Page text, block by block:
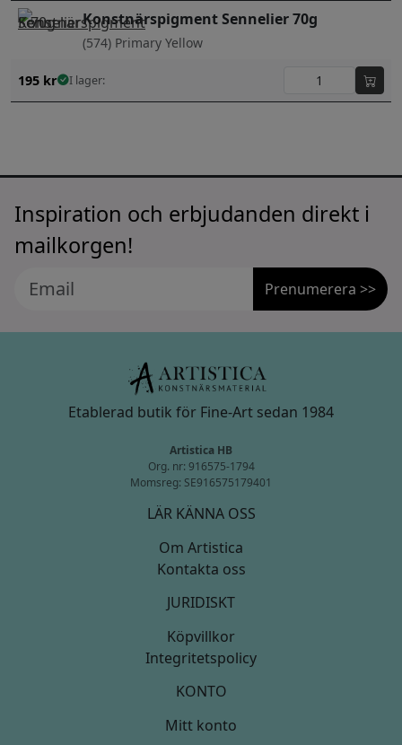
Konstnärspigment Sennelier 70g
(574) Primary Yellow
195 kr I lager:
Inspiration och erbjudanden direkt i
mailkorgen!
Prenumerera >>
Etablerad butik för Fine-Art sedan 1984
Artistica HB
Org. nr: 916575-1794
Momsreg: SE916575179401
LÄR KÄNNA OSS
Om Artistica
Kontakta oss
JURIDISKT
Köpvillkor
Integritetspolicy
KONTO
Mitt konto